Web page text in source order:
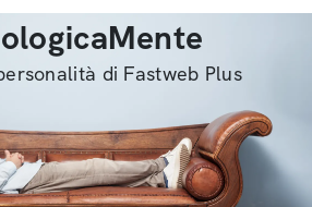
di Fastweb Plus